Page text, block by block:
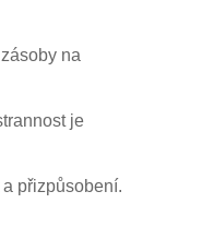
na
je
přizpůsobení.